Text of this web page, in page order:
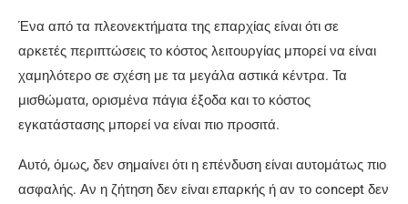
Ένα από τα πλεονεκτήματα της επαρχίας είναι ότι σε
αρκετές περιπτώσεις το κόστος λειτουργίας μπορεί να είναι
χαμηλότερο σε σχέση με τα μεγάλα αστικά κέντρα. Τα
μισθώματα, ορισμένα πάγια έξοδα και το κόστος
εγκατάστασης μπορεί να είναι πιο προσιτά.
Αυτό, όμως, δεν σημαίνει ότι η επένδυση είναι αυτομάτως πιο
ασφαλής. Αν η ζήτηση δεν είναι επαρκής ή αν το concept δεν